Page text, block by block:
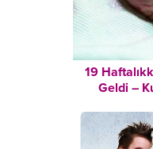
19
Geldi –